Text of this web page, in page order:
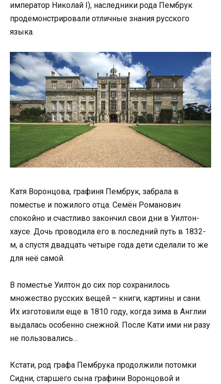
император Николай I), наследники рода Пембрук
продемонстрировали отличные знания русского
языка.
Катя Воронцова, графиня Пембрук, забрала в
поместье и пожилого отца. Семён Романович
спокойно и счастливо закончил свои дни в Уилтон-
хаусе. Дочь проводила его в последний путь в 1832-
м, а спустя двадцать четыре года дети сделали то же
для неё самой.
В поместье Уилтон до сих пор сохранилось
множество русских вещей – книги, картины и сани.
Их изготовили еще в 1810 году, когда зима в Англии
выдалась особенно снежной. После Кати ими ни разу
не пользовались…
Кстати, род графа Пембрука продолжили потомки
Сидни, старшего сына графини Воронцовой и